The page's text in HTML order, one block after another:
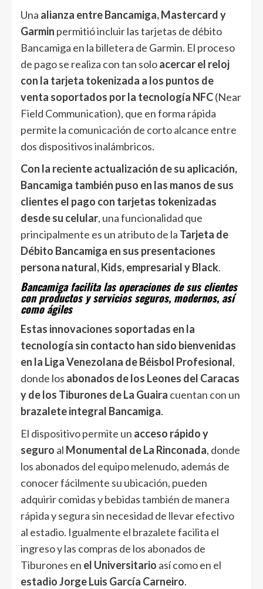
Una alianza entre Bancamiga, Mastercard y
Garmin permitió incluir las tarjetas de débito
Bancamiga en la billetera de Garmin. El proceso
de pago se realiza con tan soloacercar el reloj
con la tarjeta tokenizada a los puntos de
venta soportados por la tecnología NFC(Near
Field Communication), que en forma rápida
permite la comunicación de corto alcance entre
dos dispositivos inalámbricos.
Con la reciente actualización de su aplicación,
Bancamiga también puso en las manos de sus
clientes el pago con tarjetas tokenizadas
desde su celular, una funcionalidad que
principalmente es un atributo de la Tarjeta de
Débito Bancamiga en sus presentaciones
persona natural, Kids, empresarial y Black.
Bancamiga facilita las operaciones de sus clientes
con productos y servicios seguros, modernos, así
como ágiles
Estas innovaciones soportadas en la
tecnología sin contacto han sido bienvenidas
en la Liga Venezolana de Béisbol Profesional,
donde los abonados de los Leones del Caracas
y de los Tiburones de La Guaira cuentan con un
brazalete integral Bancamiga.
El dispositivo permite un acceso rápido y
seguro al Monumental de La Rinconada, donde
los abonados del equipo melenudo, además de
conocer fácilmente su ubicación, pueden
adquirir comidas y bebidas también de manera
rápida y segura sin necesidad de llevar efectivo
al estadio. Igualmente el brazalete facilita el
ingreso y las compras de los abonados de
Tiburones en el Universitario así como en el
estadio Jorge Luis García Carneiro.